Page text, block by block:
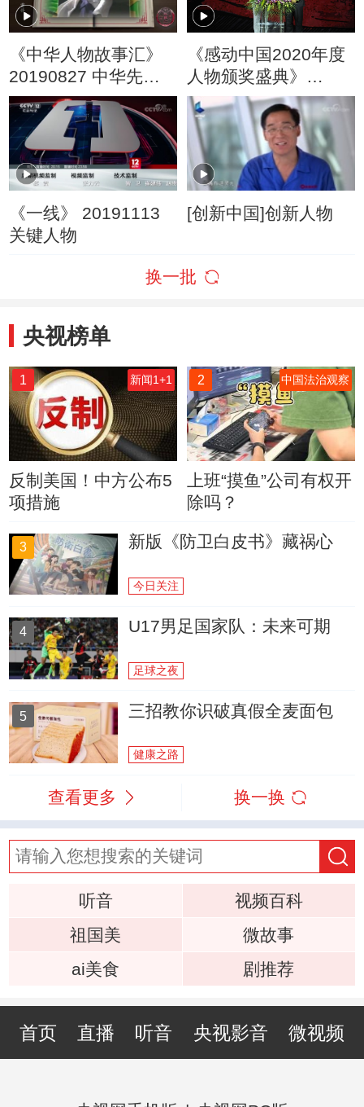
《中华人物故事汇》
20190827 中华先锋
人物系列 雷锋
《感动中国2020年度
人物颁奖盛典》
20210217
《一线》 20191113
关键人物
[创新中国]创新人物
换一批
央视榜单
1 新闻1+1
反制美国！中方公布5
项措施
2 中国法治观察
上班“摸鱼”公司有权开
除吗？
3 新版《防卫白皮书》藏祸心
今日关注
4 U17男足国家队：未来可期
足球之夜
5 三招教你识破真假全麦面包
健康之路
查看更多 换一换
听音
视频百科
祖国美
微故事
ai美食
剧推荐
首页 直播 听音 央视影音 微视频